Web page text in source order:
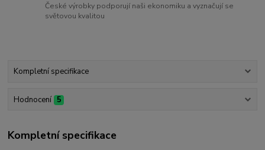
České výrobky podporují naši ekonomiku a vyznačují se
světovou kvalitou
Kompletní specifikace
Hodnocení 5
Kompletní specifikace